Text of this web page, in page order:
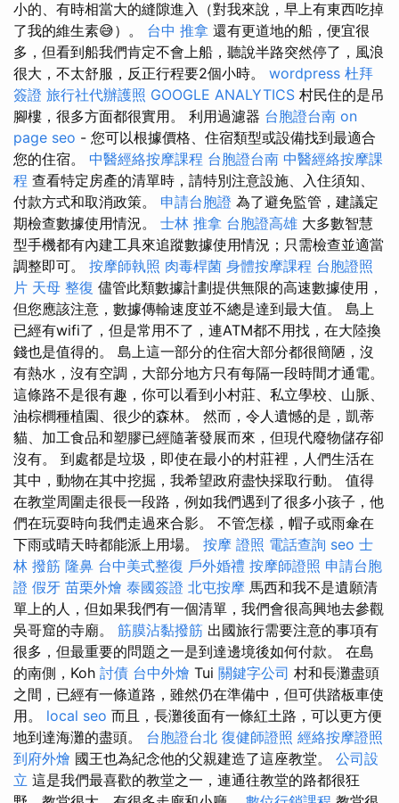
小的、有時相當大的縫隙進入（對我來說，早上有東西吃掉
了我的維生素😅）。 台中 推拿 還有更道地的船，便宜很
多，但看到船我們肯定不會上船，聽說半路突然停了，風浪
很大，不太舒服，反正行程要2個小時。 wordpress 杜拜
簽證 旅行社代辦護照 GOOGLE ANALYTICS 村民住的是吊
腳樓，很多方面都很實用。 利用過濾器 台胞證台南 on
page seo - 您可以根據價格、住宿類型或設備找到最適合
您的住宿。 中醫經絡按摩課程 台胞證台南 中醫經絡按摩課
程 查看特定房產的清單時，請特別注意設施、入住須知、
付款方式和取消政策。 申請台胞證 為了避免監管，建議定
期檢查數據使用情況。 士林 推拿 台胞證高雄 大多數智慧
型手機都有內建​​工具來追蹤數據使用情況；只需檢查並適當
調整即可。 按摩師執照 肉毒桿菌 身體按摩課程 台胞證照
片 天母 整復 儘管此類數據計劃提供無限的高速數據使用，
但您應該注意，數據傳輸速度並不總是達到最大值。 島上
已經有wifi了，但是常用不了，連ATM都不用找，在大陸換
錢也是值得的。 島上這一部分的住宿大部分都很簡陋，沒
有熱水，沒有空調，大部分地方只有每隔一段時間才通電。
這條路不是很有趣，你可以看到小村莊、私立學校、山脈、
油棕櫚種植園、很少的森林。 然而，令人遺憾的是，凱蒂
貓、加工食品和塑膠已經隨著發展而來，但現代廢物儲存卻
沒有。 到處都是垃圾，即使在最小的村莊裡，人們生活在
其中，動物在其中挖掘，我希望政府盡快採取行動。 值得
在教堂周圍走很長一段路，例如我們遇到了很多小孩子，他
們在玩耍時向我們走過來合影。 不管怎樣，帽子或雨傘在
下雨或晴天時都能派上用場。 按摩 證照 電話查詢 seo 士
林 撥筋 隆鼻 台中美式整復 戶外婚禮 按摩師證照 申請台胞
證 假牙 苗栗外燴 泰國簽證 北屯按摩 馬西和我不是遺願清
單上的人，但如果我們有一個清單，我們會很高興地去參觀
吳哥窟的寺廟。 筋膜沾黏撥筋 出國旅行需要注意的事項有
很多，但最重要的問題之一是到達邊境後如何付款。 在島
的南側，Koh 討債 台中外燴 Tui 關鍵字公司 村和長灘盡頭
之間，已經有一條道路，雖然仍在準備中，但可供踏板車使
用。 local seo 而且，長灘後面有一條紅土路，可以更方便
地到達海灘的盡頭。 台胞證台北 復健師證照 經絡按摩證照
到府外燴 國王也為紀念他的父親建造了這座教堂。 公司設
立 這是我們最喜歡的教堂之一，連通往教堂的路都很狂